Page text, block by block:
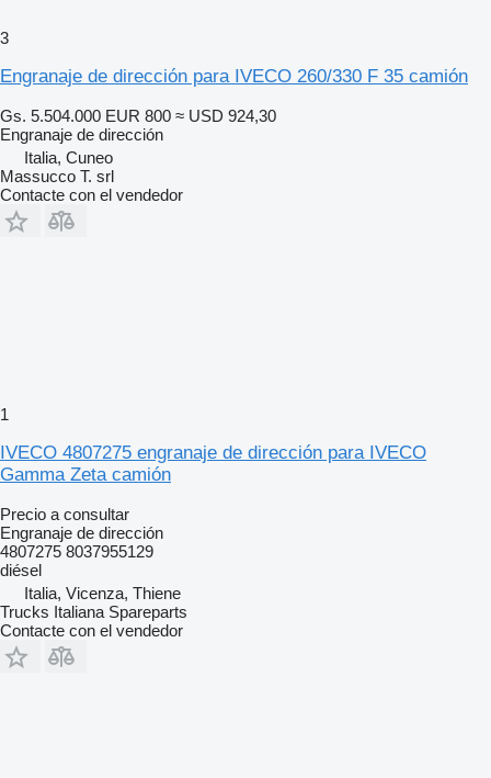
3
Engranaje de dirección para IVECO 260/330 F 35 camión
Gs. 5.504.000 EUR 800 ≈ USD 924,30
Engranaje de dirección
Italia, Cuneo
Massucco T. srl
Contacte con el vendedor
1
IVECO 4807275 engranaje de dirección para IVECO
Gamma Zeta camión
Precio a consultar
Engranaje de dirección
4807275 8037955129
diésel
Italia, Vicenza, Thiene
Trucks Italiana Spareparts
Contacte con el vendedor